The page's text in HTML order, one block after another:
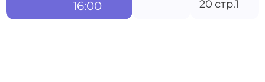
20 стр.1
16:00